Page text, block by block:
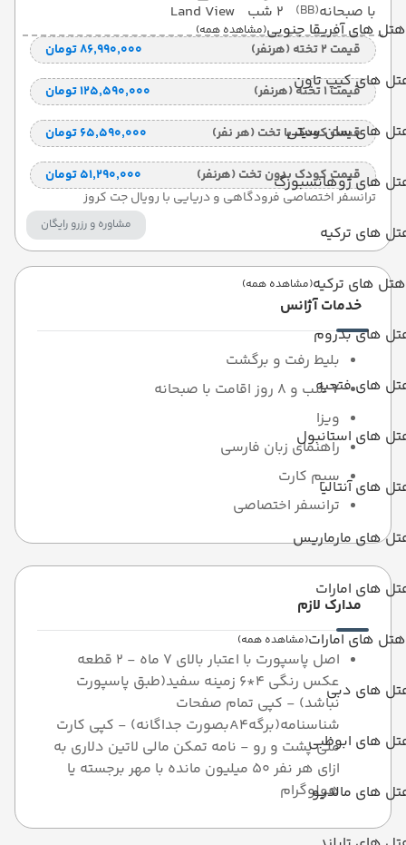
هتل های آفریقا جنوبی(مشاهده همه)
های کیپ تاون
های سان سیتی
های ژوهانسبورگ
های ترکیه
هتل های ترکیه(مشاهده همه)
های بدروم
های فتحیه
های استانبول
های آنتالیا
های مارماریس
های امارات
هتل های امارات(مشاهده همه)
های دبی
های ابوظبی
های مالدیو
با صبحانه(BB) 2 شب Land View
قیمت 2 تخته (هرنفر) ۸۶٬۹۹۰٬۰۰۰ تومان
قیمت 1 تخته (هرنفر) ۱۲۵٬۵۹۰٬۰۰۰ تومان
قیمت کودک با تخت (هر نفر) ۶۵٬۵۹۰٬۰۰۰ تومان
قیمت کودک بدون تخت (هرنفر)
۵۱٬۲۹۰٬۰۰۰ تومان
ترانسفر اختصاصی فرودگاهی و دریایی با رویال جت کروز
مشاوره و رزرو رایگان
خدمات آژانس
بلیط رفت و برگشت
7 شب و 8 روز اقامت با صبحانه
ویزا
راهنمای زبان فارسی
سیم کارت
ترانسفر اختصاصی
مدارک لازم
اصل پاسپورت با اعتبار بالای 7 ماه - 2 قطعه
عکس رنگی 4*6 زمینه سفید(طبق پاسپورت
نباشد) - کپی تمام صفحات
شناسنامه(برگهA4بصورت جداگانه) - کپی کارت
ملی پشت و رو - نامه تمکن مالی لاتین دلاری به
ازای هر نفر 50 میلیون مانده با مهر برجسته یا
هولوگرام